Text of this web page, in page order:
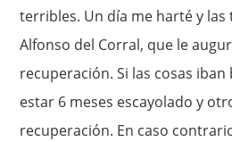
terribles. Un día me harté y las
Alfonso del Corral, que le
recuperación. Si las cosas
estar 6 meses escayolado y
recuperación. En caso